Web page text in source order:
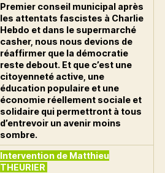
Premier conseil municipal après
les attentats fascistes à Charlie
Hebdo et dans le supermarché
casher, nous nous devions de
réaffirmer que la démocratie
reste debout. Et que c’est une
citoyenneté active, une
éducation populaire et une
économie réellement sociale et
solidaire qui permettront à tous
d’entrevoir un avenir moins
sombre.
Intervention de Matthieu
THEURIER